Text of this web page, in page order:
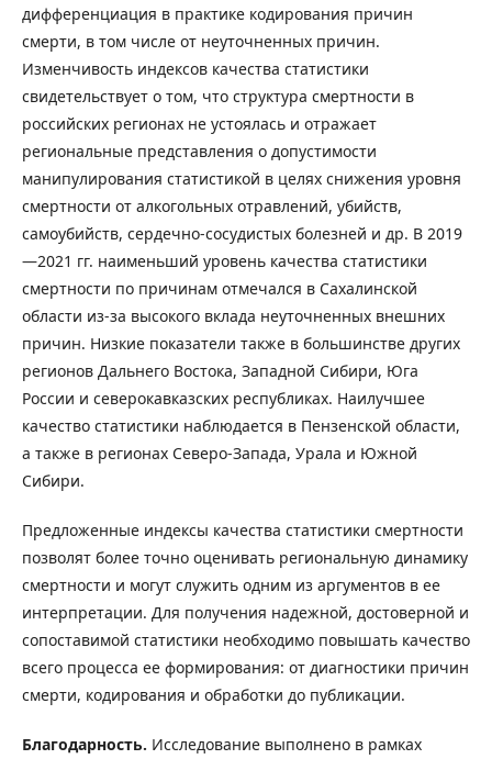
дифференциация в практике кодирования причин
смерти, в том числе от неуточненных причин.
Изменчивость индексов качества статистики
свидетельствует о том, что структура смертности в
российских регионах не устоялась и отражает
региональные представления о допустимости
манипулирования статистикой в целях снижения уровня
смертности от алкогольных отравлений, убийств,
самоубийств, сердечно-сосудистых болезней и др. В 2019
—2021 гг. наименьший уровень качества статистики
смертности по причинам отмечался в Сахалинской
области из-за высокого вклада неуточненных внешних
причин. Низкие показатели также в большинстве других
регионов Дальнего Востока, Западной Сибири, Юга
России и северокавказских республиках. Наилучшее
качество статистики наблюдается в Пензенской области,
а также в регионах Северо-Запада, Урала и Южной
Сибири.
Предложенные индексы качества статистики смертности
позволят более точно оценивать региональную динамику
смертности и могут служить одним из аргументов в ее
интерпретации. Для получения надежной, достоверной и
сопоставимой статистики необходимо повышать качество
всего процесса ее формирования: от диагностики причин
смерти, кодирования и обработки до публикации.
Благодарность. Исследование выполнено в рамках